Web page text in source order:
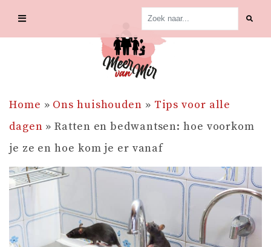
Home » Ons huishouden » Tips voor alle
dagen »Ratten en bedwantsen: hoe voorkom
je ze en hoe kom je er vanaf